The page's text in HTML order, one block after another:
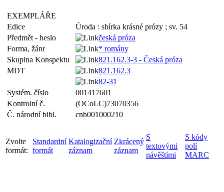
EXEMPLÁŘE
Edice
Úroda : sbírka krásné prózy ; sv. 54
Předmět - heslo
česká próza
Forma, žánr
* romány
Skupina Konspektu
821.162.3-3 - Česká próza
MDT
821.162.3
82-31
Systém. číslo
001417601
Kontrolní č.
(OCoLC)73070356
Č. národní bibl.
cnb001000210
Zvolte
formát:
Standardní
formát
Katalogizační
záznam
Zkrácený
záznam
S
textovými
návěštími
S kódy
polí
MARC